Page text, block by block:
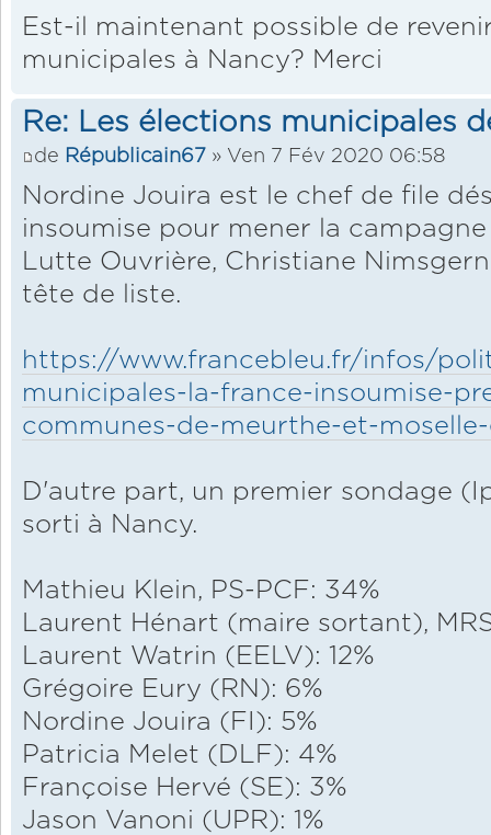
Est-il maintenant possible de
municipales à Nancy? Merci
Re: Les élections municipales
de Républicain67 » Ven 7 Fév 2020 06:58
Nordine Jouira est le chef de file
insoumise pour mener la
Lutte Ouvrière, Christiane
tête de liste.
https://www.francebleu.fr/infos/
municipales-la-france-insoumise-
communes-de-meurthe-et-moselle-
D'autre part, un premier sondage
sorti à Nancy.
Mathieu Klein, PS-PCF: 34%
Laurent Hénart (maire sortant),
Laurent Watrin (EELV): 12%
Grégoire Eury (RN): 6%
Nordine Jouira (FI): 5%
Patricia Melet (DLF): 4%
Françoise Hervé (SE): 3%
Jason Vanoni (UPR): 1%